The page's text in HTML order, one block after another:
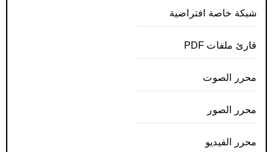
شبكة خاصة افتراضية
قارئ ملفات PDF
محرر الصوت
محرر الصور
محرر الفيديو